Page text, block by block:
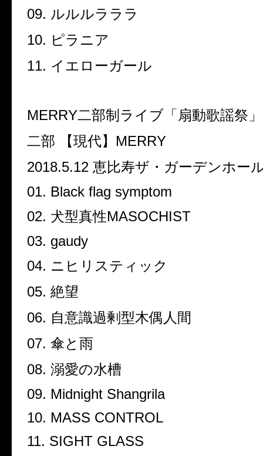
09. ルルルラララ
10. ピラニア
11. イエローガール
MERRY二部制ライブ「扇動歌謡祭」
二部 【現代】 MERRY
2018.5.12 恵比寿ザ・ガーデンホー
01. Black flag symptom
02. 犬型真性MASOCHIST
03. gaudy
04. ニヒリスティック
05. 絶望
06. 自意識過剰型木偶人間
07. 傘と雨
08. 溺愛の水槽
09. Midnight Shangrila
10. MASS CONTROL
11. SIGHT GLASS